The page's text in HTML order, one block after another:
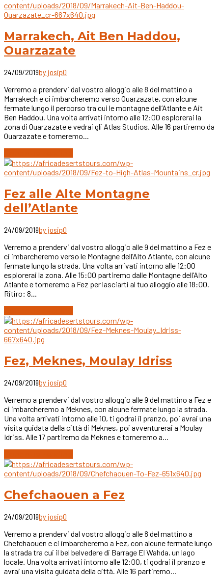
Marrakech, Ait Ben Haddou,
Ouarzazate
24/09/2019by josip0
Verremo a prendervi dal vostro alloggio alle 8 del mattino a
Marrakech e ci imbarcheremo verso Ouarzazate, con alcune
fermate lungo il percorso tra cui le montagne dell’Atlante e Ait
Ben Haddou. Una volta arrivati intorno alle 12:00 esplorerai la
zona di Ouarzazate e vedrai gli Atlas Studios. Alle 16 partiremo da
Ouarzazate e torneremo...
Fez alle Alte Montagne
dell’Atlante
24/09/2019by josip0
Verremo a prendervi dal vostro alloggio alle 9 del mattino a Fez e
ci imbarcheremo verso le Montagne dell’Alto Atlante, con alcune
fermate lungo la strada. Una volta arrivati intorno alle 12:00
esplorerai la zona. Alle 15:00 partiremo dalle Montagne dell’Alto
Atlante e torneremo a Fez per lasciarti al tuo alloggio alle 18:00.
Ritiro: 8...
Fez, Meknes, Moulay Idriss
24/09/2019by josip0
Verremo a prendervi dal vostro alloggio alle 9 del mattino a Fez e
ci imbarcheremo a Meknes, con alcune fermate lungo la strada.
Una volta arrivati intorno alle 10, ti godrai il pranzo, poi avrai una
visita guidata della città di Meknes, poi avventurerai a Moulay
Idriss. Alle 17 partiremo da Meknes e torneremo a...
Chefchaouen a Fez
24/09/2019by josip0
Verremo a prendervi dal vostro alloggio alle 8 del mattino a
Chefchaouen e ci imbarcheremo a Fez, con alcune fermate lungo
la strada tra cui il bel belvedere di Barrage El Wahda, un lago
locale. Una volta arrivati intorno alle 12:00, ti godrai il pranzo e
avrai una visita guidata della città. Alle 16 partiremo...